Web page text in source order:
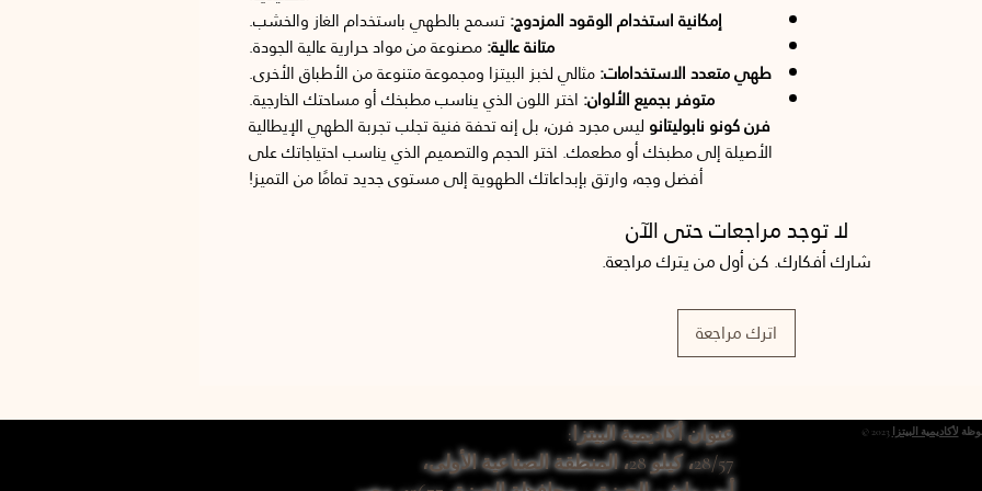
إمكانية استخدام الوقود المزدوج:تسمح بالطهي باستخدام الغاز والخشب.
متانة عالية:مصنوعة من مواد حرارية عالية الجودة.
طهي متعدد الاستخدامات:مثالي لخبز البيتزا ومجموعة متنوعة من الأطباق الأخرى.
متوفر بجميع الألوان: اختر اللون الذي يناسب مطبخك أو مساحتك الخارجية.
فرن كونو نابوليتانو ليس مجرد فرن، بل إنه تحفة فنية تجلب تجربة الطهي الإيطالية
الأصيلة إلى مطبخك أو مطعمك. اختر الحجم والتصميم الذي يناسب احتياجاتك على
أفضل وجه، وارتق بإبداعاتك الطهوية إلى مستوى جديد تمامًا من التميز!
لا توجد مراجعات حتى الآن
شارك أفكارك. كن أول من يترك مراجعة.
اترك مراجعة
عنوان أكاديمية البيتزا:
28/57، كيلو 28، المنطقة الصناعية الأولى،
لأكاديمية البيتزا